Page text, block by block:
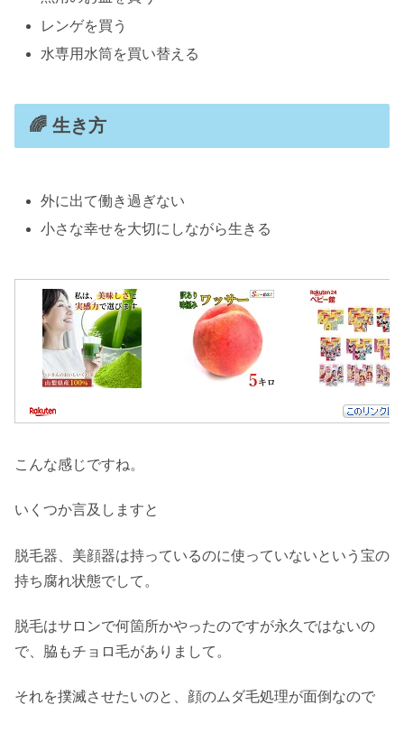
レンゲを買う
水専用水筒を買い替える
🌈 生き方
外に出て働き過ぎない
小さな幸せを大切にしながら生きる
こんな感じですね。
いくつか言及しますと
脱毛器、美顔器は持っているのに使っていないという宝の
持ち腐れ状態でして。
脱毛はサロンで何箇所かやったのですが永久ではないの
で、脇もチョロ毛がありまして。
それを撲滅させたいのと、顔のムダ毛処理が面倒なので